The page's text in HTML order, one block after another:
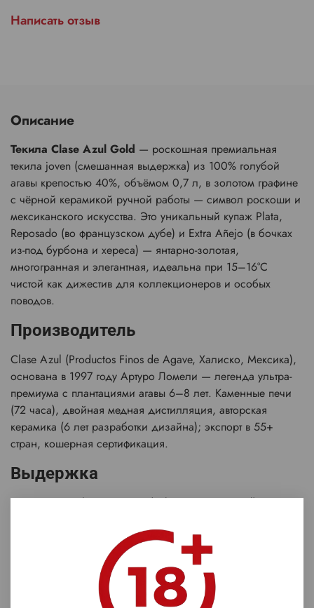
Написать отзыв
Описание
Текила Clase Azul Gold — роскошная премиальная
текила joven (смешанная выдержка) из 100% голубой
агавы крепостью 40%, объёмом 0,7 л, в золотом графине
с чёрной керамикой ручной работы — символ роскоши и
мексиканского искусства. Это уникальный купаж Plata,
Reposado (во французском дубе) и Extra Añejo (в бочках
из-под бурбона и хереса) — янтарно-золотая,
многогранная и элегантная, идеальна при 15–16°C
чистой как дижестив для коллекционеров и особых
поводов.
Производитель
Clase Azul (Productos Finos de Agave, Халиско, Мексика),
основана в 1997 году Артуро Ломели — легенда ультра-
премиума с плантациями агавы 6–8 лет. Каменные печи
(72 часа), двойная медная дистилляция, авторская
керамика (6 лет разработки дизайна); экспорт в 55+
стран, кошерная сертификация.
Выдержка
Смешанная: Plata + Reposado (французский дуб) + Extra
фильтрации для максимальной сложности.
Дегустационные заметки
Янтарно-золотой, сияющий с густыми ножками.